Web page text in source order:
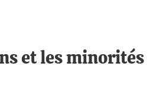
et les minorités